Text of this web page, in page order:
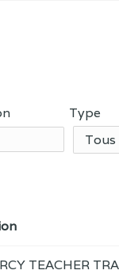
Type
TEACHER